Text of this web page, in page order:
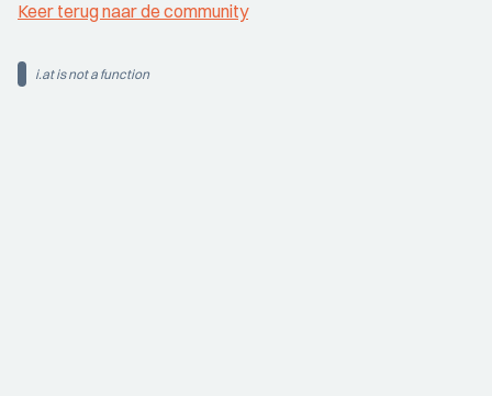
Keer terug naar de community
i.at is not a function